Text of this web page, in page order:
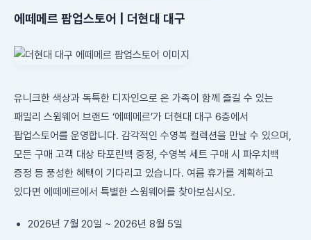
에떼메르 팝업스토어 | 더현대 대구
유니크한 색상과 독특한 디자인으로 온 가족이 함께 즐길 수 있는
패밀리 스윔웨어 브랜드 ‘에떼메르’가 더현대 대구 6층에서
팝업스토어를 운영합니다. 감각적인 수영복 컬렉션을 만날 수 있으며,
모든 구매 고객 대상 타포린백 증정, 수영복 세트 구매 시 파우치백
증정 등 풍성한 혜택이 기다리고 있습니다. 여름 휴가를 계획하고
있다면 에떼메르에서 특별한 스윔웨어를 찾아보십시오.
2026년 7월 20일 ~ 2026년 8월 5일